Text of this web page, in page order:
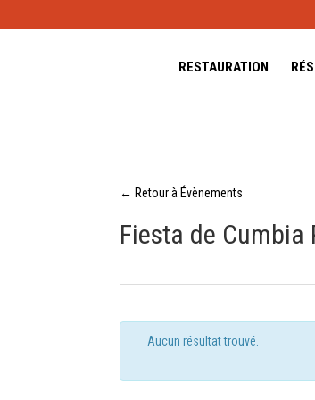
RESTAURATION
← Retour à Évènements
Fiesta de Cumbia
Aucun résultat trouvé.